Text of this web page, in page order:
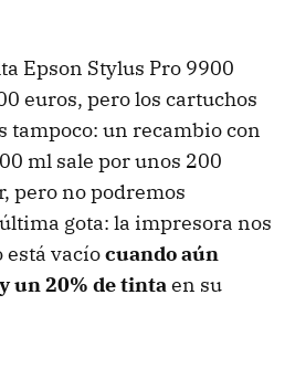
Epson Stylus Pro 9900
euros, pero los cartuchos
tampoco: un recambio con
ml sale por unos 200
pero no podremos
gota: la impresora nos
está vacíocuando aún
un 20% de tintaen su